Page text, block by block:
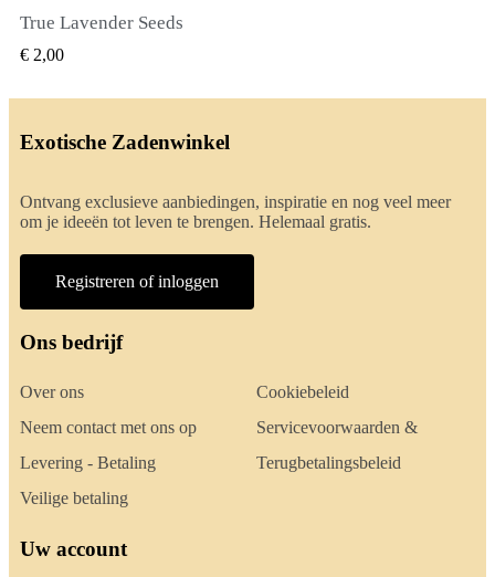
True Lavender Seeds
€ 2,00
Exotische Zadenwinkel
Ontvang exclusieve aanbiedingen, inspiratie en nog veel meer
om je ideeën tot leven te brengen. Helemaal gratis.
Registreren of inloggen
Ons bedrijf
Over ons
Neem contact met ons op
Levering - Betaling
Veilige betaling
Cookiebeleid
Servicevoorwaarden &
Terugbetalingsbeleid
Uw account